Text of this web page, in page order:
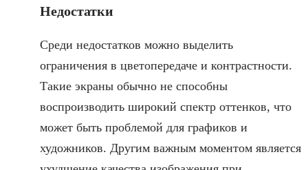
Недостатки
Среди недостатков можно выделить
ограничения в цветопередаче и контрастности.
Такие экраны обычно не способны
воспроизводить широкий спектр оттенков, что
может быть проблемой для графиков и
художников. Другим важным моментом является